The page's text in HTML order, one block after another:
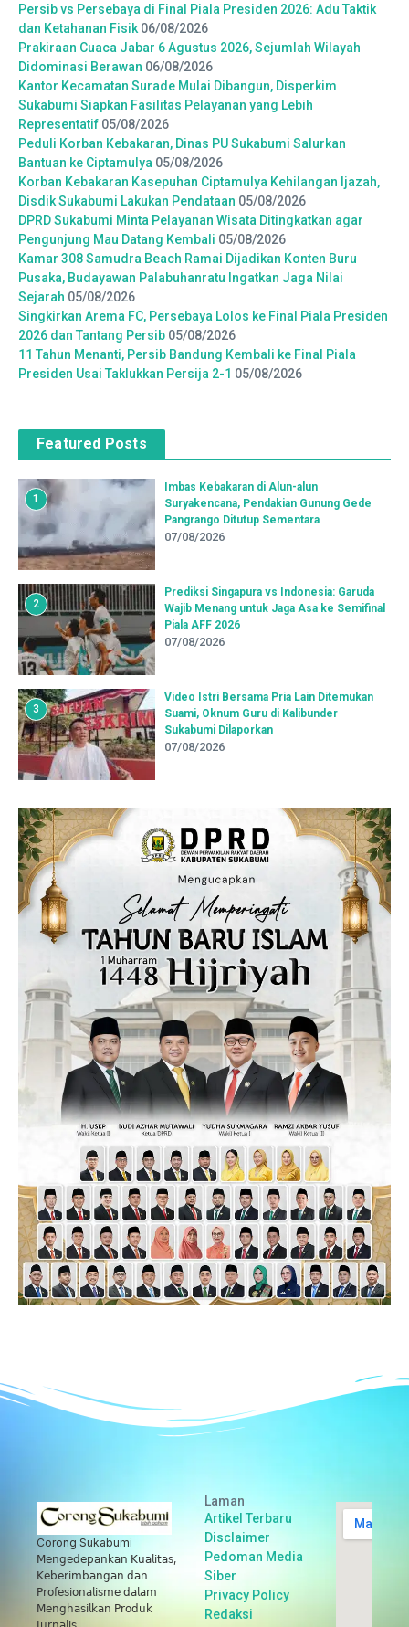
Persib vs Persebaya di Final Piala Presiden 2026: Adu Taktik
dan Ketahanan Fisik 06/08/2026
Prakiraan Cuaca Jabar 6 Agustus 2026, Sejumlah Wilayah
Didominasi Berawan 06/08/2026
Kantor Kecamatan Surade Mulai Dibangun, Disperkim
Sukabumi Siapkan Fasilitas Pelayanan yang Lebih
Representatif 05/08/2026
Peduli Korban Kebakaran, Dinas PU Sukabumi Salurkan
Bantuan ke Ciptamulya 05/08/2026
Korban Kebakaran Kasepuhan Ciptamulya Kehilangan Ijazah,
Disdik Sukabumi Lakukan Pendataan 05/08/2026
DPRD Sukabumi Minta Pelayanan Wisata Ditingkatkan agar
Pengunjung Mau Datang Kembali 05/08/2026
Kamar 308 Samudra Beach Ramai Dijadikan Konten Buru
Pusaka, Budayawan Palabuhanratu Ingatkan Jaga Nilai
Sejarah 05/08/2026
Singkirkan Arema FC, Persebaya Lolos ke Final Piala Presiden
2026 dan Tantang Persib 05/08/2026
11 Tahun Menanti, Persib Bandung Kembali ke Final Piala
Presiden Usai Taklukkan Persija 2-1 05/08/2026
Featured Posts
1
Imbas Kebakaran di Alun-alun
Suryakencana, Pendakian Gunung Gede
Pangrango Ditutup Sementara
07/08/2026
2
Prediksi Singapura vs Indonesia: Garuda
Wajib Menang untuk Jaga Asa ke Semifinal
Piala AFF 2026
07/08/2026
3
Video Istri Bersama Pria Lain Ditemukan
Suami, Oknum Guru di Kalibunder
Sukabumi Dilaporkan
07/08/2026
Corong Sukabumi
𝖬𝖾𝗇𝗀𝖾𝖽𝖾𝗉𝖺𝗇𝗄𝖺𝗇 𝖪𝗎𝖺𝗅𝗂𝗍𝖺𝗌,
𝖪𝖾𝖻𝖾𝗋𝗂𝗆𝖻𝖺𝗇𝗀𝖺𝗇 𝖽𝖺𝗇
𝖯𝗋𝗈𝖿𝖾𝗌𝗂𝗈𝗇𝖺𝗅𝗂𝗌𝗆𝖾 𝖽𝖺𝗅𝖺𝗆
𝖬𝖾𝗇𝗀𝗁𝖺𝗌𝗂𝗅𝗄𝖺𝗇 𝖯𝗋𝗈𝖽𝗎𝗄
Laman
Artikel Terbaru
Disclaimer
Pedoman Media
Siber
Privacy Policy
Redaksi